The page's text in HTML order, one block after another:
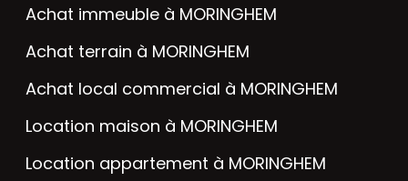
Achat immeuble à MORINGHEM
Achat terrain à MORINGHEM
Achat local commercial à MORINGHEM
Location maison à MORINGHEM
Location appartement à MORINGHEM